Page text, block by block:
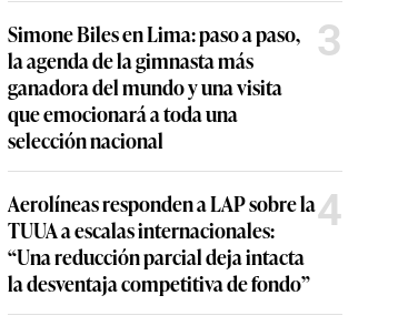
Simone Biles en Lima: paso a paso,
la agenda de la gimnasta más
ganadora del mundo y una visita
que emocionará a toda una
selección nacional
3
Aerolíneas responden a LAP sobre la
TUUA a escalas internacionales:
“Una reducción parcial deja intacta
la desventaja competitiva de fondo”
4